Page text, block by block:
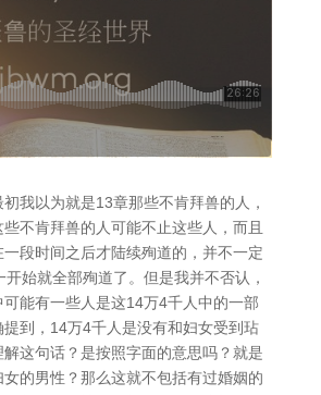
我以为就是13章那些不肯拜兽的人，
不肯拜兽的人可能不止这些人，而且
段时间之后才陆续殉道的，并不一定
始就全部殉道了。但是我并不否认，
能有一些人是这14万4千人中的一部
到，14万4千人是没有和妇女受到玷
这句话？是按照字面的意思吗？就是
的男性？那么这就不包括有过婚姻的